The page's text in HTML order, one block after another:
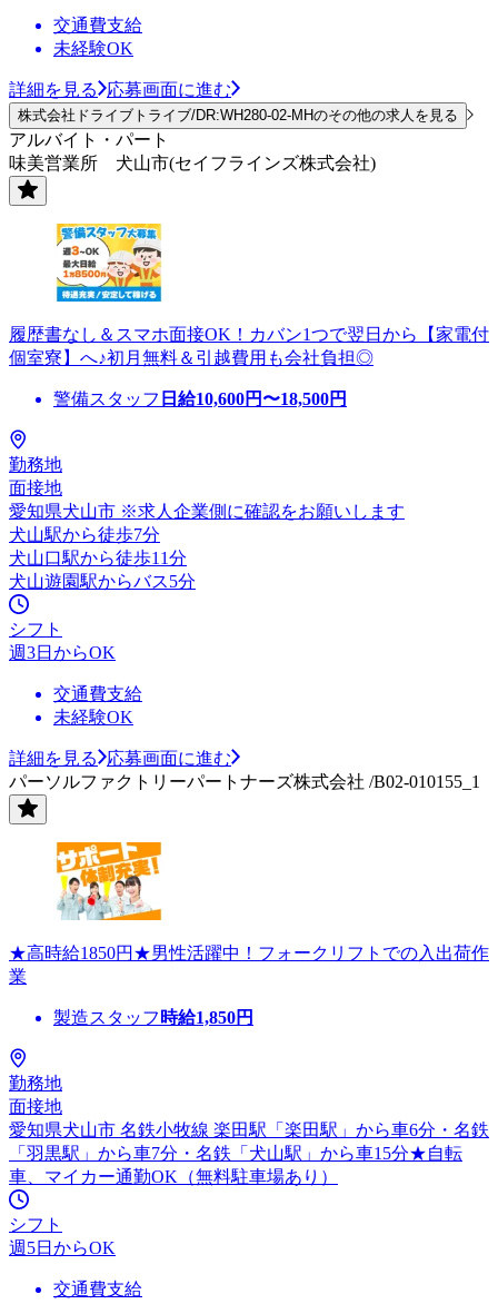
交通費支給
未経験OK
詳細を見る 応募画面に進む
株式会社ドライブトライブ/DR:WH280-02-MHのその他の求人を見る
アルバイト・パート
味美営業所 犬山市(セイフラインズ株式会社)
履歴書なし＆スマホ面接OK！カバン1つで翌日から【家電付
個室寮】へ♪初月無料＆引越費用も会社負担◎
警備スタッフ 日給10,600円〜18,500円
勤務地
面接地
愛知県犬山市 ※求人企業側に確認をお願いします
犬山駅から徒歩7分
犬山口駅から徒歩11分
犬山遊園駅からバス5分
シフト
週3日からOK
交通費支給
未経験OK
詳細を見る
応募画面に進む
パーソルファクトリーパートナーズ株式会社 /B02-010155_1
★高時給1850円★男性活躍中！フォークリフトでの入出荷作
業
製造スタッフ 時給1,850円
勤務地
面接地
愛知県犬山市 名鉄小牧線 楽田駅「楽田駅」から車6分・名鉄
「羽黒駅」から車7分・名鉄「犬山駅」から車15分★自転
車、マイカー通勤OK（無料駐車場あり）
シフト
週5日からOK
交通費支給